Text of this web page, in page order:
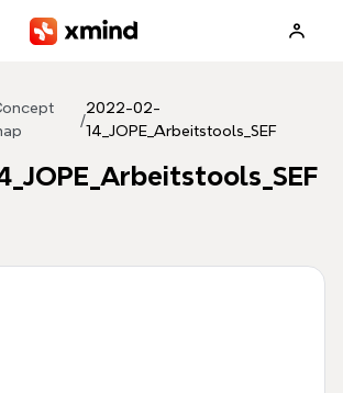
/
2022-02-
14_JOPE_Arbeitstools_SEF